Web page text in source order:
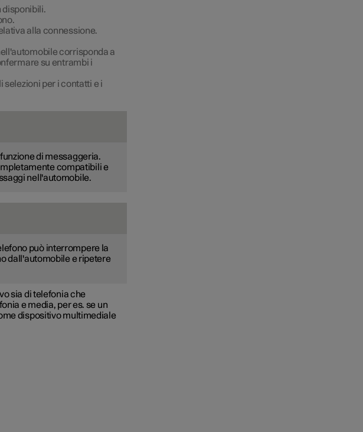
disponibili.
alla connessione.
corrisponda a
su entrambi i
per i contatti e i
di messaggeria.
compatibili e
nell'automobile.
può interrompere la
dall'automobile e ripetere
sia di telefonia che
e media, per es. se un
dispositivo multimediale